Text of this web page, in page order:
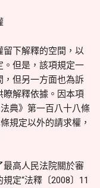
下解釋的空間，以
。但是，該項規定一
，但另一方面也為訴
瞭解釋依據。因本項
典》第一百八十八條
規定以外的請求權，
最高人民法院關於審
定“法釋〔2008〕11